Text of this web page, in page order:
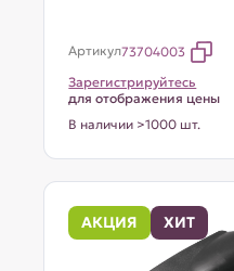
Артикул73704003
Зарегистрируйтесь
для отображения цены
В наличии >1000 шт.
АКЦИЯ ХИТ